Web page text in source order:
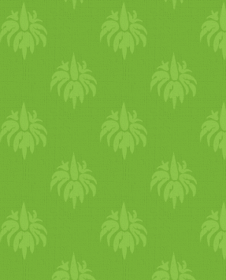
leveleskelt. Újabb
keverék. Lasagne
keverék- így
minden. A tetej
a
maradék
nal, locsoljuk